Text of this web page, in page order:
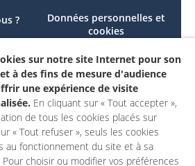
?
Données personnelles et
cookies
conforme
Mentions légales
sur notre site Internet pour son
à des fins de mesure d'audience
une expérience de visite
En cliquant sur « Tout accepter »,
de tous les cookies placés sur
« Tout refuser », seuls les cookies
au fonctionnement du site et à sa
choisir ou modifier vos préférences